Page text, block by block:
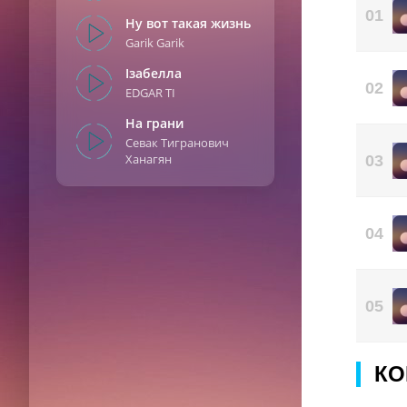
Ну вот такая жизнь
Garik Garik
Ізабелла
EDGAR TI
На грани
Севак Тигранович
Ханагян
01
02
03
04
05